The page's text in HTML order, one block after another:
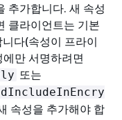
추가합니다. 새 속성
클라이언트는 기본
다(속성이 프라이
만 서명하려면
또는
속성을 추가해야 합